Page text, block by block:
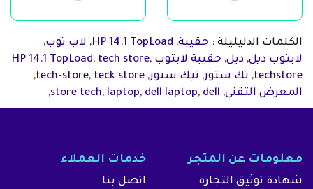
الكلمات الدليليلة : حقيبة,
HP 14.1 TopLoad
, لاب توب,
لابتوب ديل, ديل, حقيبة لابتوب HP 14.1 TopLoad , tech store,
techstore
, تك ستور, تيك ستور,
tech-store, teck store
,
المعرض التقني,
store tech, laptop, dell laptop, dell
,
معلومات عن المتجر
شهادة توثيق التجارة
خدمات العملاء
اتصل بنا